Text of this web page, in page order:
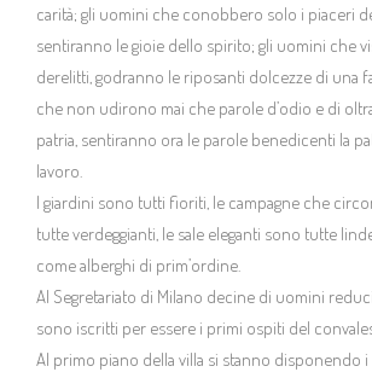
carità; gli uomini che conobbero solo i piaceri
sentiranno le gioie dello spirito; gli uomini che
derelitti, godranno le riposanti dolcezze di una
che non udirono mai che parole d’odio e di
patria, sentiranno ora le parole benedicenti la
lavoro.
I giardini sono tutti fioriti, le campagne che
tutte verdeggianti, le sale eleganti sono tutte
come alberghi di prim’ordine.
Al Segretariato di Milano decine di uomini
sono iscritti per essere i primi ospiti del
Al primo piano della villa si stanno disponendo